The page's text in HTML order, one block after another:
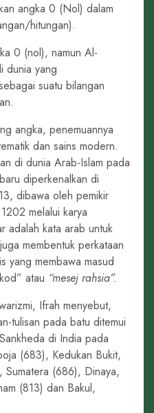
angka 0 (Nol) dalam
hitungan).
0 (nol), namun Al-
dunia yang
suatu bilangan
angka, penemuannya
dan sains modern.
di dunia Arab-Islam pada
diperkenalkan di
dibawa oleh pemikir
melalui karya
adalah kata arab untuk
membentuk perkataan
yang membawa masud
atau “mesej rahsia”.
Ifrah menyebut,
tulisan pada batu ditemui
di India pada
(683), Kedukan Bukit,
Sumatera (686), Dinaya,
(813) dan Bakul,